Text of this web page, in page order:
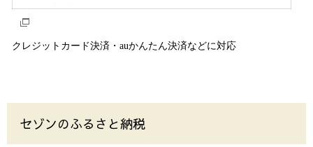
クレジットカード決済・auかんたん決済などに対応
セゾンのふるさと納税